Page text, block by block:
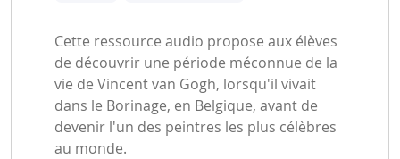
Cette ressource audio propose aux élèves
de découvrir une période méconnue de la
vie de Vincent van Gogh, lorsqu'il vivait
dans le Borinage, en Belgique, avant de
devenir l'un des peintres les plus célèbres
au monde.